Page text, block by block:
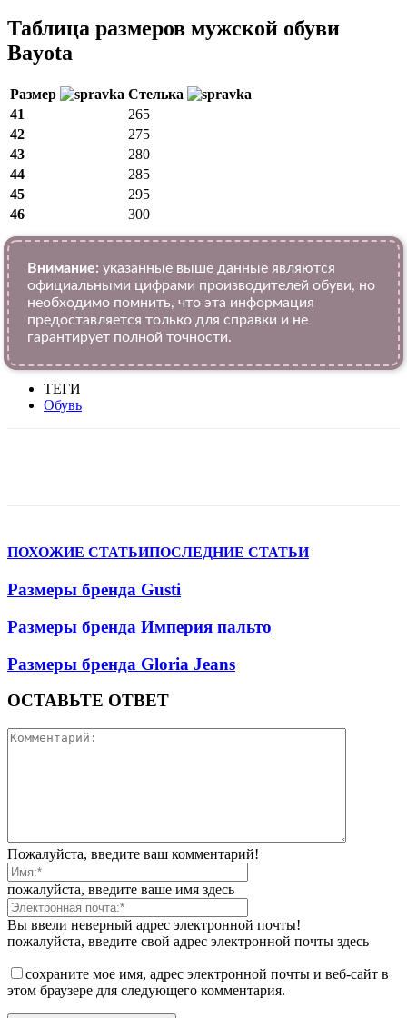
Таблица размеров мужской обуви
Bayota
Размер
Стелька
41
265
42
275
43
280
44
285
45
295
46
300
Внимание: указанные выше данные являются
официальными цифрами производителей обуви, но
необходимо помнить, что эта информация
предоставляется только для справки и не
гарантирует полной точности.
ТЕГИ
Обувь
ПОХОЖИЕ СТАТЬИПОСЛЕДНИЕ СТАТЬИ
Размеры бренда Gusti
Размеры бренда Империя пальто
Размеры бренда Gloria Jeans
ОСТАВЬТЕ ОТВЕТ
Пожалуйста, введите ваш комментарий!
пожалуйста, введите ваше имя здесь
Вы ввели неверный адрес электронной почты!
пожалуйста, введите свой адрес электронной почты здесь
сохраните мое имя, адрес электронной почты и веб-сайт в
этом браузере для следующего комментария.